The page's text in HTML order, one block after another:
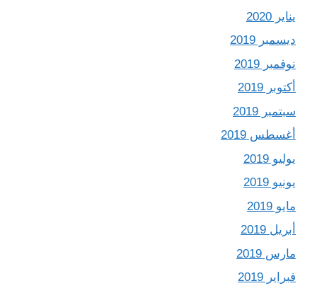
يناير 2020
ديسمبر 2019
نوفمبر 2019
أكتوبر 2019
سبتمبر 2019
أغسطس 2019
يوليو 2019
يونيو 2019
مايو 2019
أبريل 2019
مارس 2019
فبراير 2019